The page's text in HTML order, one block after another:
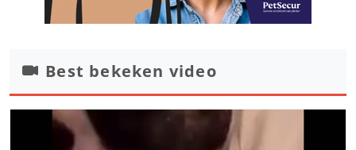
Best bekeken video